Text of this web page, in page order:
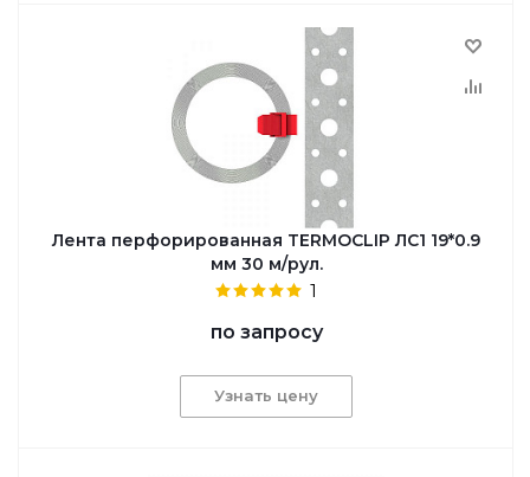
Лента перфорированная TERMOCLIP ЛС1 19*0.9
мм 30 м/рул.
1
по запросу
Узнать цену